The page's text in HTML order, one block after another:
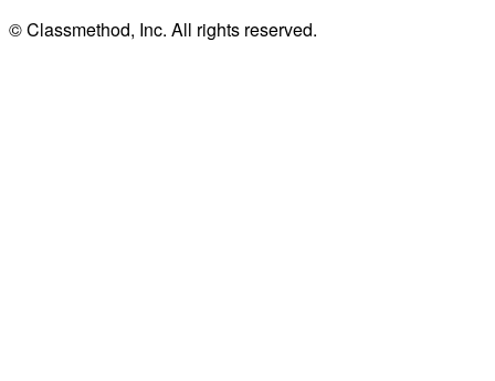
© Classmethod, Inc. All rights reserved.